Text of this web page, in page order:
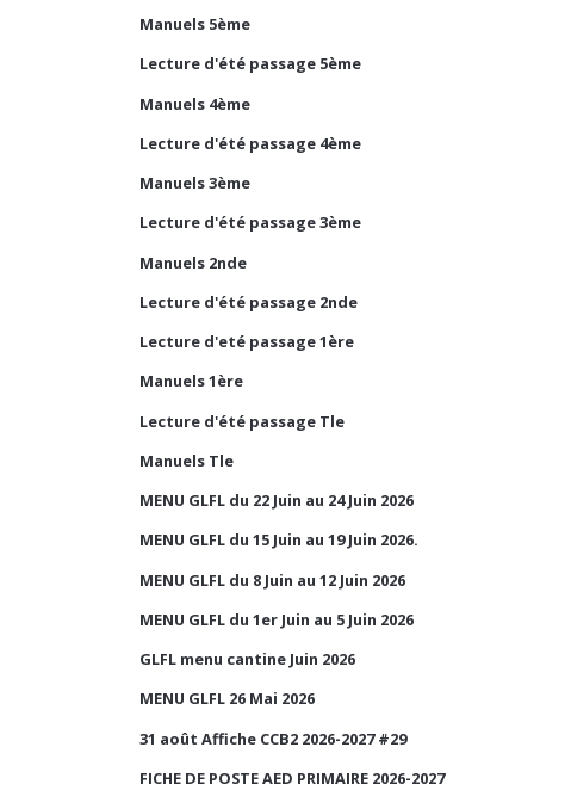
Manuels 5ème
Lecture d'été passage 5ème
Manuels 4ème
Lecture d'été passage 4ème
Manuels 3ème
Lecture d'été passage 3ème
Manuels 2nde
Lecture d'été passage 2nde
Lecture d'eté passage 1ère
Manuels 1ère
Lecture d'été passage Tle
Manuels Tle
MENU GLFL du 22 Juin au 24 Juin 2026
MENU GLFL du 15 Juin au 19 Juin 2026.
MENU GLFL du 8 Juin au 12 Juin 2026
MENU GLFL du 1er Juin au 5 Juin 2026
GLFL menu cantine Juin 2026
MENU GLFL 26 Mai 2026
31 août Affiche CCB2 2026-2027 #29
FICHE DE POSTE AED PRIMAIRE 2026-2027